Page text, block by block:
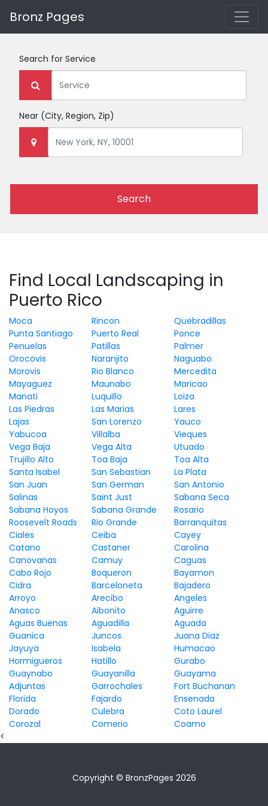
Bronz Pages
Search for Service
Near (City, Region, Zip)
Search
Find Local Landscaping in
Puerto Rico
Moca Rincon
Quebradillas
Punta Santiago
Puerto Real
Ponce
Penuelas
Patillas
Palmer
Orocovis
Naranjito
Naguabo
Morovis
Rio Blanco
Mercedita
Mayaguez
Maunabo
Maricao
Manati
Luquillo
Loiza
Las Piedras
Las Marias
Lares
Lajas
San Lorenzo
Yauco
Yabucoa
Villalba
Vieques
Vega Baja
Vega Alta
Utuado
Trujillo Alto
Toa Baja
Toa Alta
Santa Isabel
San Sebastian
La Plata
San Juan
San German
San Antonio
Salinas
Saint Just
Sabana Seca
Sabana Hoyos
Sabana Grande
Rosario
Roosevelt Roads
Rio Grande
Barranquitas
Ciales
Ceiba
Cayey
Catano
Castaner
Carolina
Canovanas
Camuy
Caguas
Cabo Rojo
Boqueron
Bayamon
Cidra
Barceloneta
Bajadero
Arroyo
Arecibo
Angeles
Anasco
Aibonito
Aguirre
Aguas Buenas
Aguadilla
Aguada
Guanica
Juncos
Juana Diaz
Jayuya
Isabela
Humacao
Hormigueros
Hatillo
Gurabo
Guaynabo
Guayanilla
Guayama
Adjuntas
Garrochales
Fort Buchanan
Florida
Fajardo
Ensenada
Dorado
Culebra
Coto Laurel
Corozal
Comerio
Coamo
<
Copyright © BronzPages 2026